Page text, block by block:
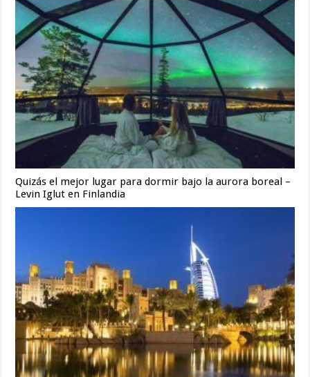
Quizás el mejor lugar para dormir bajo la aurora boreal –
Levin Iglut en Finlandia